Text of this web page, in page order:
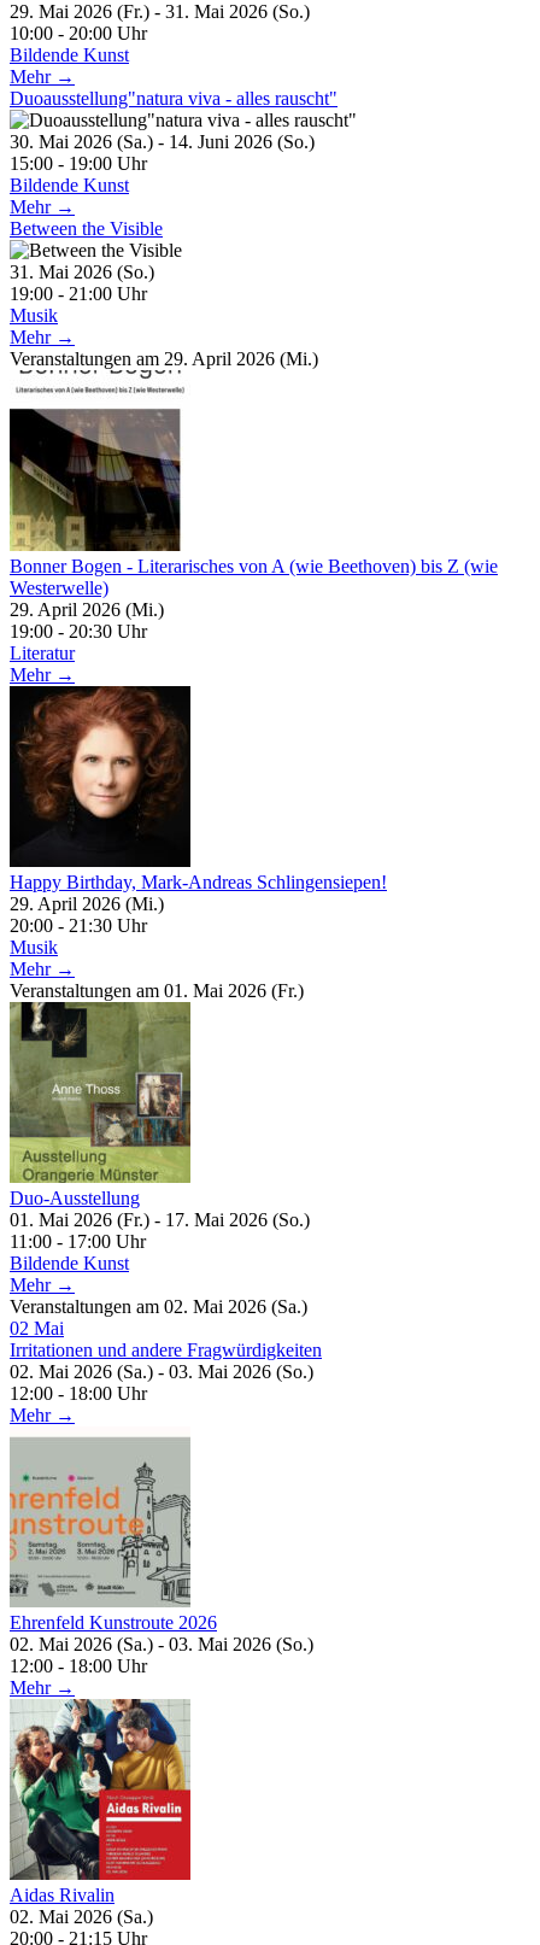
29. Mai 2026 (Fr.) - 31. Mai 2026 (So.)
10:00 - 20:00 Uhr
Bildende Kunst
Mehr →
Duoausstellung"natura viva - alles rauscht"
30. Mai 2026 (Sa.) - 14. Juni 2026 (So.)
15:00 - 19:00 Uhr
Bildende Kunst
Mehr →
Between the Visible
31. Mai 2026 (So.)
19:00 - 21:00 Uhr
Musik
Mehr →
Veranstaltungen am 29. April 2026 (Mi.)
Bonner Bogen - Literarisches von A (wie Beethoven) bis Z (wie
Westerwelle)
29. April 2026 (Mi.)
19:00 - 20:30 Uhr
Literatur
Mehr →
Happy Birthday, Mark-Andreas Schlingensiepen!
29. April 2026 (Mi.)
20:00 - 21:30 Uhr
Musik
Mehr →
Veranstaltungen am 01. Mai 2026 (Fr.)
Duo-Ausstellung
01. Mai 2026 (Fr.) - 17. Mai 2026 (So.)
11:00 - 17:00 Uhr
Bildende Kunst
Mehr →
Veranstaltungen am 02. Mai 2026 (Sa.)
02 Mai
Irritationen und andere Fragwürdigkeiten
02. Mai 2026 (Sa.) - 03. Mai 2026 (So.)
12:00 - 18:00 Uhr
Mehr →
Ehrenfeld Kunstroute 2026
02. Mai 2026 (Sa.) - 03. Mai 2026 (So.)
12:00 - 18:00 Uhr
Mehr →
Aidas Rivalin
02. Mai 2026 (Sa.)
20:00 - 21:15 Uhr